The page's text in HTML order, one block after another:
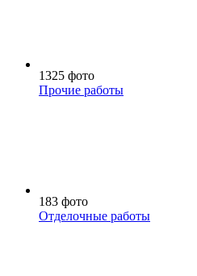
1325 фото
Прочие работы
183 фото
Отделочные работы